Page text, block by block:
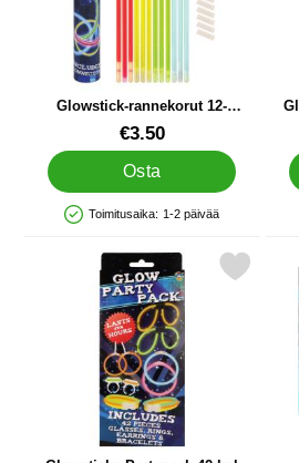
Glowstick-rannekorut 12-
pakkaus
Tuote.nro 16832€3.50
Osta
Saatavuus: Varastossa
Toimitusaika: 1-2 päivää
Merkitse glowsticks Partypack